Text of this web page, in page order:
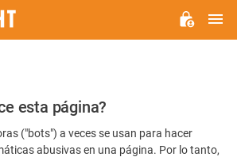
esta página?
("bots") a veces se usan para hacer
abusivas en una página. Por lo tanto,